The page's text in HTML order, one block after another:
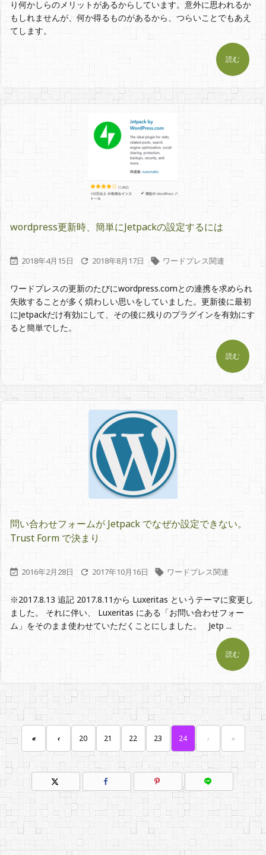
り何かしらのメリットがあるからしています。意外に思われるか
もしれませんが、何か得るものがあるから、つらいことでもあえ
てします。
読む
wordpress更新時、簡単にJetpackの設定するには
 2018年4月15日  2018年8月17日  ワードプレス関連
ワードプレスの更新のたびにwordpress.comとの連携を求められ
失敗することが多く煩わしい思いをしていました。更新後に最初
にJetpackだけ有効にして、その後に残りのプラグインを有効にす
ると簡単でした。
読む
問い合わせフォームが Jetpack でなぜか設定できない。
Trust Form で決まり
 2016年2月28日  2017年10月16日  ワードプレス関連
※2017.8.13 追記 2017.8.11から Luxeritas というテーマに変更し
ました。 それに伴い、 Luxeritas にある「お問い合わせフォー
ム」をそのまま使わせていただくことにしました。 Jetp ...
読む
« ‹ 20 21 22 23 24 › »